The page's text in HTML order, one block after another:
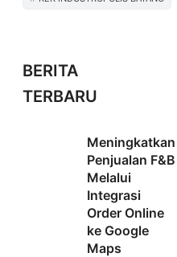
BERITA
TERBARU
Meningkatkan
Penjualan F&B
Melalui
Integrasi
Order Online
ke Google
Maps